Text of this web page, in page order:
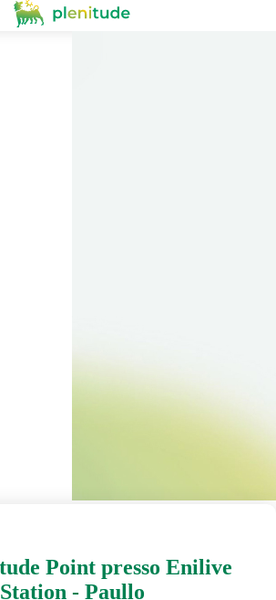
Point presso Enilive
Station - Paullo